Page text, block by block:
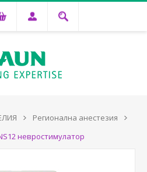
Регионална анестезия
невростимулатор